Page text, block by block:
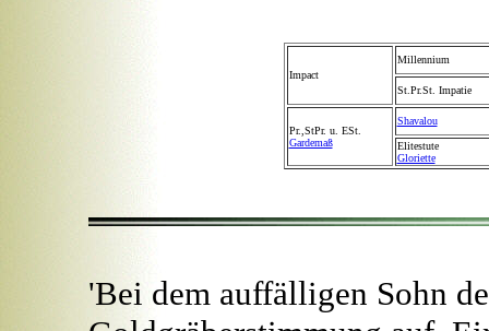
Impact
Millennium
St.Pr.St. Impatie
Pr.,StPr. u. ESt.
Gardemaß
Shavalou
Elitestute
Gloriette
'Bei dem auffälligen Sohn